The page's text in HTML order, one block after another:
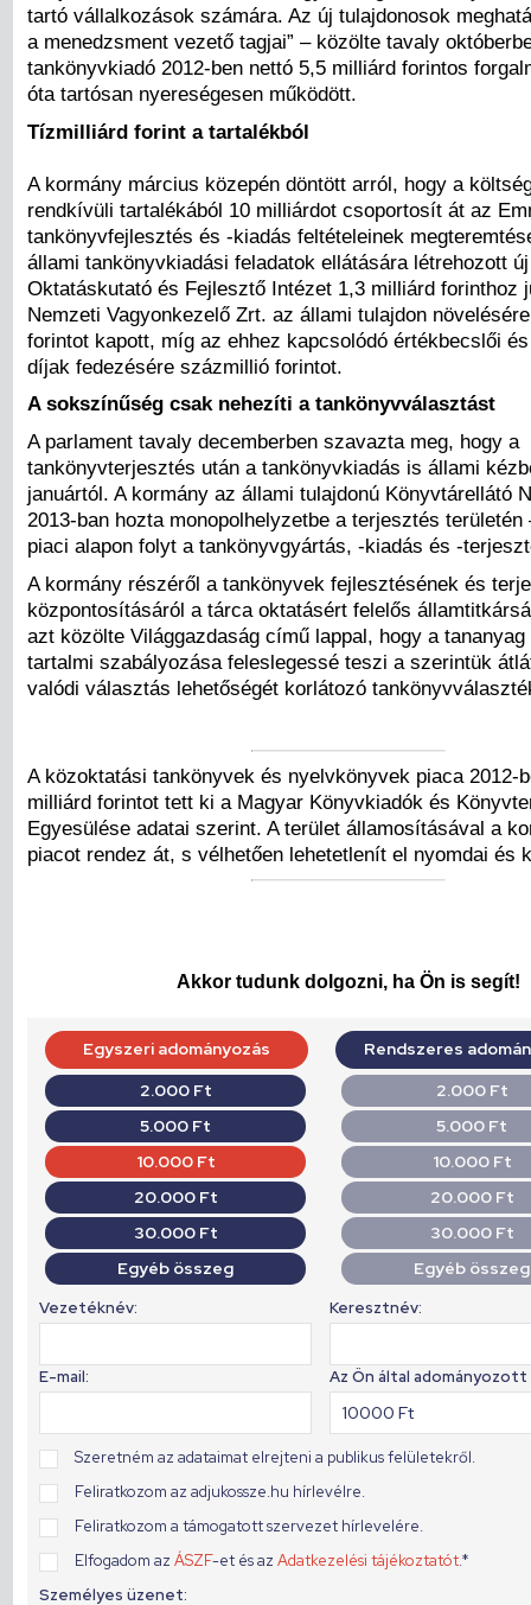
tartó vállalkozások számára. Az új tulajdonosok
a menedzsment vezető tagjai” – közölte tavaly
tankönyvkiadó 2012-ben nettó 5,5 milliárd forintos
óta tartósan nyereségesen működött.
Tízmilliárd forint a tartalékból
A kormány március közepén döntött arról, hogy a
rendkívüli tartalékából 10 milliárdot csoportosít át az
tankönyvfejlesztés és -kiadás feltételeinek
állami tankönyvkiadási feladatok ellátására létrehozott
Oktatáskutató és Fejlesztő Intézet 1,3 milliárd forinthoz
Nemzeti Vagyonkezelő Zrt. az állami tulajdon
forintot kapott, míg az ehhez kapcsolódó értékbecslői
díjak fedezésére százmillió forintot.
A sokszínűség csak nehezíti a tankönyvválasztást
A parlament tavaly decemberben szavazta meg, hogy a
tankönyvterjesztés után a tankönyvkiadás is állami
januártól. A kormány az állami tulajdonú Könyvtárellátó
2013-ban hozta monopolhelyzetbe a terjesztés területén
piaci alapon folyt a tankönyvgyártás, -kiadás és -
A kormány részéről a tankönyvek fejlesztésének és
központosításáról a tárca oktatásért felelős
azt közölte Világgazdaság című lappal, hogy a
tartalmi szabályozása feleslegessé teszi a szerintük
valódi választás lehetőségét korlátozó
A közoktatási tankönyvek és nyelvkönyvek piaca 2012-
milliárd forintot tett ki a Magyar Könyvkiadók és
Egyesülése adatai szerint. A terület államosításával a
piacot rendez át, s vélhetően lehetetlenít el nyomdai és
Akkor tudunk dolgozni, ha Ön is segít!